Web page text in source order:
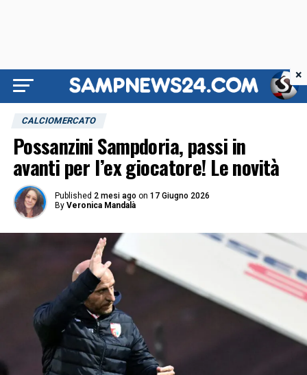
CALCIOMERCATO
Possanzini Sampdoria, passi in
avanti per l’ex giocatore! Le novità
Published 2 mesi ago on 17 Giugno 2026
By Veronica Mandalà
×